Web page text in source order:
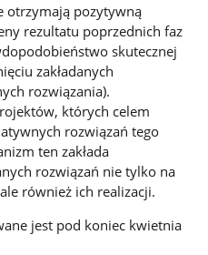
pozytywną
rezultatu poprzednich faz
skutecznej
zakładanych
rozwiązania).
których celem
rozwiązań tego
ten zakłada
rozwiązań nie tylko na
również ich realizacji.
jest pod koniec kwietnia